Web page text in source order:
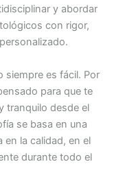
y abordar
con rigor,
siempre es fácil. Por
para que te
tranquilo desde el
se basa en una
la calidad, en el
durante todo el